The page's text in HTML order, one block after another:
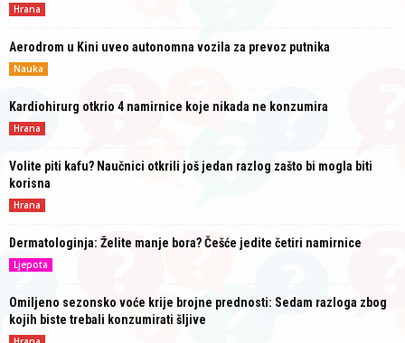
Hrana
Aerodrom u Kini uveo autonomna vozila za prevoz putnika
Nauka
Kardiohirurg otkrio 4 namirnice koje nikada ne konzumira
Hrana
Volite piti kafu? Naučnici otkrili još jedan razlog zašto bi mogla biti
korisna
Hrana
Dermatologinja: Želite manje bora? Češće jedite četiri namirnice
Ljepota
Omiljeno sezonsko voće krije brojne prednosti: Sedam razloga zbog
kojih biste trebali konzumirati šljive